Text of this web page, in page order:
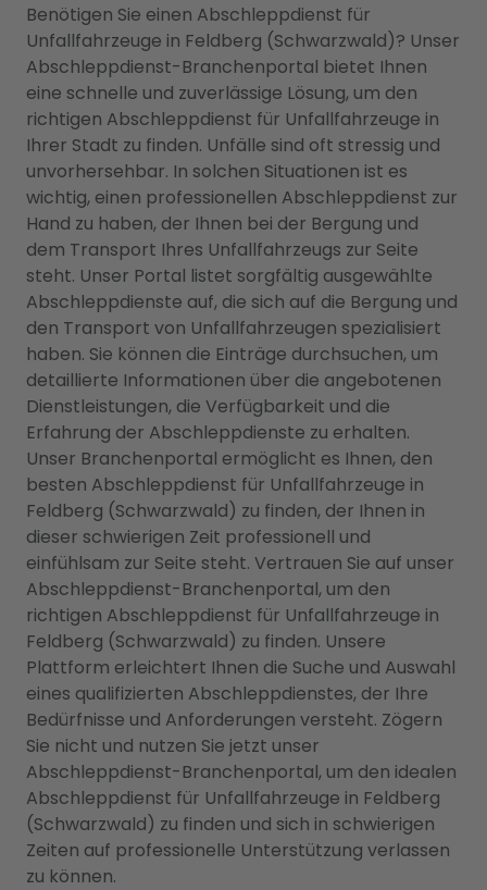
Benötigen Sie einen Abschleppdienst für
Unfallfahrzeuge in Feldberg (Schwarzwald)? Unser
Abschleppdienst-Branchenportal bietet Ihnen
eine schnelle und zuverlässige Lösung, um den
richtigen Abschleppdienst für Unfallfahrzeuge in
Ihrer Stadt zu finden. Unfälle sind oft stressig und
unvorhersehbar. In solchen Situationen ist es
wichtig, einen professionellen Abschleppdienst zur
Hand zu haben, der Ihnen bei der Bergung und
dem Transport Ihres Unfallfahrzeugs zur Seite
steht. Unser Portal listet sorgfältig ausgewählte
Abschleppdienste auf, die sich auf die Bergung und
den Transport von Unfallfahrzeugen spezialisiert
haben. Sie können die Einträge durchsuchen, um
detaillierte Informationen über die angebotenen
Dienstleistungen, die Verfügbarkeit und die
Erfahrung der Abschleppdienste zu erhalten.
Unser Branchenportal ermöglicht es Ihnen, den
besten Abschleppdienst für Unfallfahrzeuge in
Feldberg (Schwarzwald) zu finden, der Ihnen in
dieser schwierigen Zeit professionell und
einfühlsam zur Seite steht. Vertrauen Sie auf unser
Abschleppdienst-Branchenportal, um den
richtigen Abschleppdienst für Unfallfahrzeuge in
Feldberg (Schwarzwald) zu finden. Unsere
Plattform erleichtert Ihnen die Suche und Auswahl
eines qualifizierten Abschleppdienstes, der Ihre
Bedürfnisse und Anforderungen versteht. Zögern
Sie nicht und nutzen Sie jetzt unser
Abschleppdienst-Branchenportal, um den idealen
Abschleppdienst für Unfallfahrzeuge in Feldberg
(Schwarzwald) zu finden und sich in schwierigen
Zeiten auf professionelle Unterstützung verlassen
zu können.